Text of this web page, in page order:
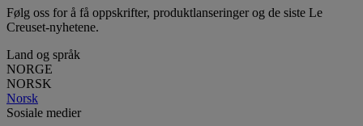
Følg oss for å få oppskrifter, produktlanseringer og de siste Le
Creuset-nyhetene.
Land og språk
NORGE
NORSK
Norsk
Sosiale medier